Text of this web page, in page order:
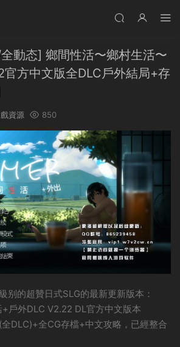
動态] 鄉間性活〜鄉村生活〜
方中文版全DLC戶外結局+存
資源 850
别的超贊日式SLG的最新更新版本：
戶外DLC V2.22 DL官方中文版本
DLC)+全CG存檔+中文攻略，已經整合